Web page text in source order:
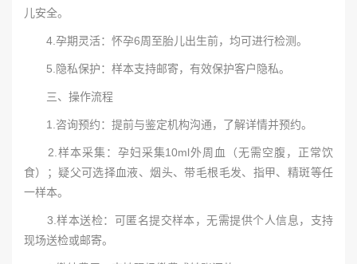
儿安全。
4.孕期灵活：怀孕6周至胎儿出生前，均可进行检测。
5.隐私保护：样本支持邮寄，有效保护客户隐私。
三、操作流程
1.咨询预约：提前与鉴定机构沟通，了解详情并预约。
2.样本采集：孕妇采集10ml外周血（无需空腹，正常饮
食）；疑父可选择血液、烟头、带毛根毛发、指甲、精斑等任
一样本。
3.样本送检：可匿名提交样本，无需提供个人信息，支持
现场送检或邮寄。